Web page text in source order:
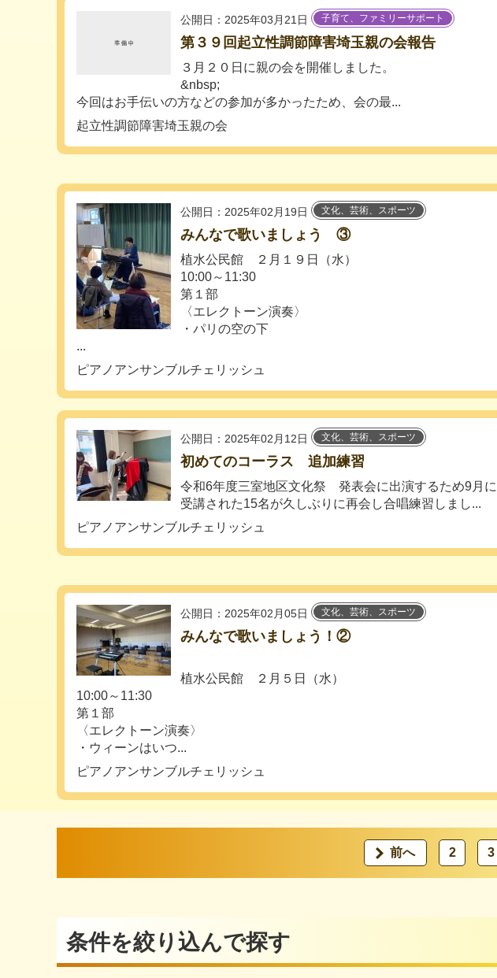
公開日：2025年03月21日 子育て、ファミリーサポート
第３９回起立性調節障害埼玉親の会報告
３月２０日に親の会を開催しました。
&nbsp;
今回はお手伝いの方などの参加が多かったため、会の最...
起立性調節障害埼玉親の会
公開日：2025年02月19日 文化、芸術、スポーツ
みんなで歌いましょう ③
植水公民館 ２月１９日（水）
10:00～11:30
第１部
〈エレクトーン演奏〉
・パリの空の下
...
ピアノアンサンブルチェリッシュ
公開日：2025年02月12日 文化、芸術、スポーツ
初めてのコーラス 追加練習
令和6年度三室地区文化祭 発表会に出演するため9月に
受講された15名が久しぶりに再会し合唱練習しまし...
ピアノアンサンブルチェリッシュ
公開日：2025年02月05日 文化、芸術、スポーツ
みんなで歌いましょう！②
植水公民館 ２月５日（水）
10:00～11:30
第１部
〈エレクトーン演奏〉
・ウィーンはいつ...
ピアノアンサンブルチェリッシュ
前へ 2 3
条件を絞り込んで探す